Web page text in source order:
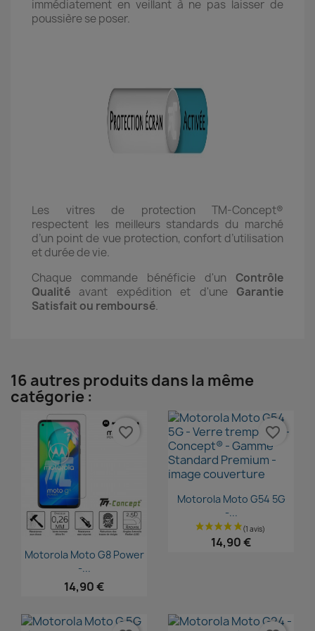
immédiatement en veillant à ne pas laisser de
poussière se poser.
Les vitres de protection TM-Concept®
respectent les meilleurs standards du marché
d’un point de vue protection, confort d’utilisation
et durée de vie.
Chaque commande bénéficie d'un Contrôle
Qualité avant expédition et d'une Garantie
Satisfait ou remboursé.
16 autres produits dans la même
catégorie :
Aperçu rapide
Motorola Moto G8 Power
-...
14,90 €
favorite_border
Aperçu rapide
Motorola Moto G54 5G
-...
14,90 €
favorite_border